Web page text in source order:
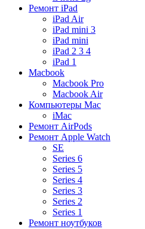
Ремонт iPad
iPad Air
iPad mini 3
iPad mini
iPad 2 3 4
iPad 1
Macbook
Macbook Pro
Macbook Air
Компьютеры Mac
iMac
Ремонт AirPods
Ремонт Apple Watch
SE
Series 6
Series 5
Series 4
Series 3
Series 2
Series 1
Ремонт ноутбуков